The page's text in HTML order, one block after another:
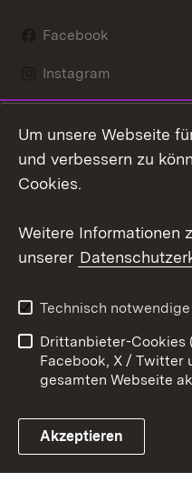
Facebook
Instagram
Mastodon
Youtube
Link zum Landesportal
Kontakt
Barrierefreiheit
Impressum
Um unsere Webseite
und verbessern zu
Cookies.
Weitere Informationen
unserer
Technisch
Drittanbieter-Cookies
Facebook, X / Twitter
gesamten Webseite
Akzeptieren